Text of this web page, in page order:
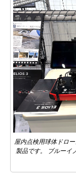
屋内点検用球体ドロ
製品です。 ブルーイ